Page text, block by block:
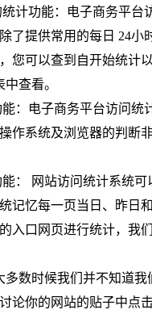
计功能：电子商务平
了提供常用的每日 24
您可以查到自开始统计
查看。
：电子商务平台访问
作系统及浏览器的判断
：
网站访问统计系统
记忆每一页当日、昨日
入口网页进行统计，我
多数时候我们并不知道
论你的网站的贴子中点